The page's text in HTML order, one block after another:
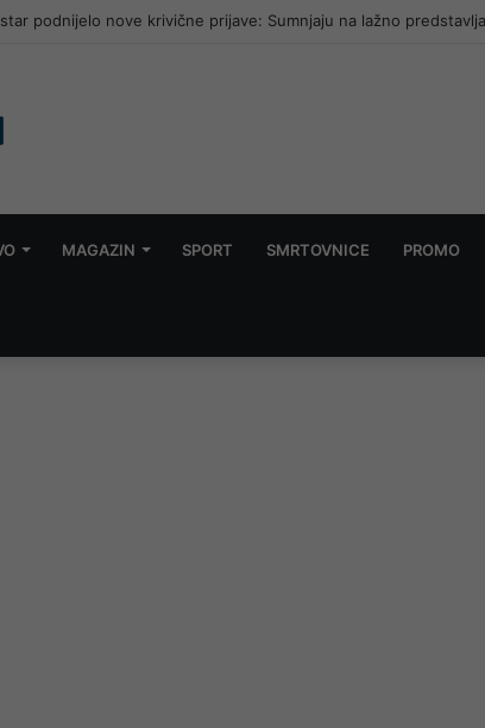
podnijelo nove krivične prijave: Sumnjaju na lažno
MAGAZIN SPORT SMRTOVNICE PROMO